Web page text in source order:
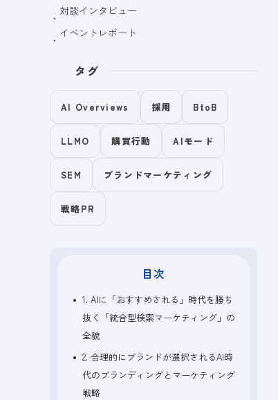
対談インタビュー
イベントレポート
タグ
AI Overviews 採用 BtoB
LLMO 購買行動 AIモード
SEM ブランドマーケティング
戦略PR
目次
1. AIに「おすすめされる」時代を勝ち
抜く「統合型検索マーケティング」の
全貌
2. 合理的にブランドが選択されるAI時
代のブランディングとマーケティング
戦略